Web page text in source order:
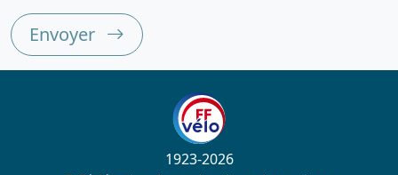
Envoyer
1923-2026